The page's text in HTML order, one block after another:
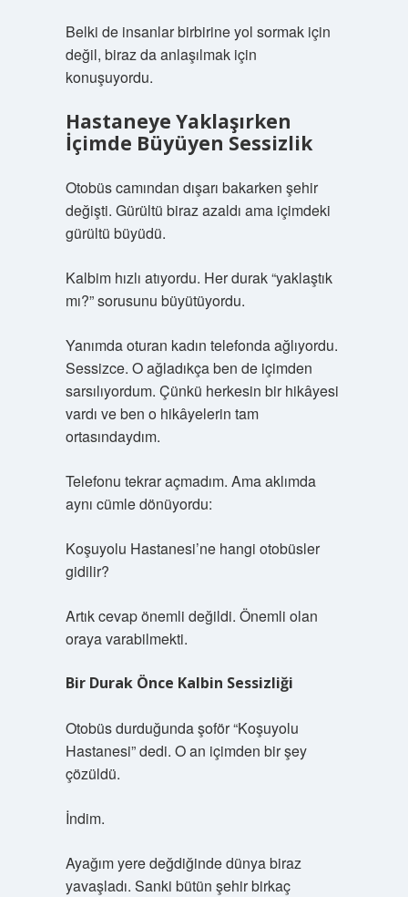
Belki de insanlar birbirine yol sormak için
değil, biraz da anlaşılmak için
konuşuyordu.
Hastaneye Yaklaşırken
İçimde Büyüyen Sessizlik
Otobüs camından dışarı bakarken şehir
değişti. Gürültü biraz azaldı ama içimdeki
gürültü büyüdü.
Kalbim hızlı atıyordu. Her durak “yaklaştık
mı?” sorusunu büyütüyordu.
Yanımda oturan kadın telefonda ağlıyordu.
Sessizce. O ağladıkça ben de içimden
sarsılıyordum. Çünkü herkesin bir hikâyesi
vardı ve ben o hikâyelerin tam
ortasındaydım.
Telefonu tekrar açmadım. Ama aklımda
aynı cümle dönüyordu:
Koşuyolu Hastanesi’ne hangi otobüsler
gidilir?
Artık cevap önemli değildi. Önemli olan
oraya varabilmekti.
Bir Durak Önce Kalbin Sessizliği
Otobüs durduğunda şoför “Koşuyolu
Hastanesi” dedi. O an içimden bir şey
çözüldü.
İndim.
Ayağım yere değdiğinde dünya biraz
yavaşladı. Sanki bütün şehir birkaç